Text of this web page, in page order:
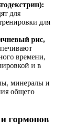
для
для
рис,
времени,
и в
минералы и
общего
гормонов